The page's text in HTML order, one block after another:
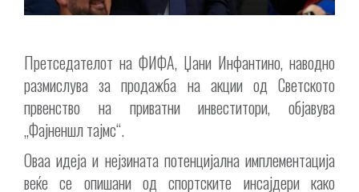
Претседателот на ФИФА, Џани Инфантино, наводно
размислува за продажба на акции од Светското
првенство на приватни инвеститори, објавува
„Фајненшл тајмс“.
Оваа идеја и нејзината потенцијална имплементација
веќе се опишани од спортските инсајдери како